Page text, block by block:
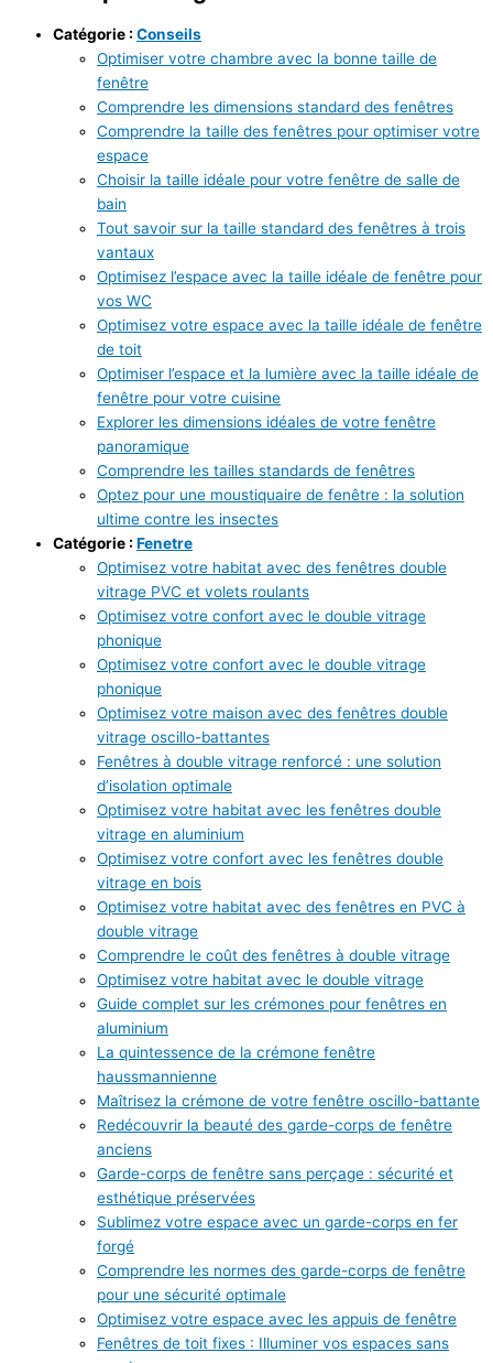
Catégorie : Conseils
Optimiser votre chambre avec la bonne taille de
fenêtre
Comprendre les dimensions standard des fenêtres
Comprendre la taille des fenêtres pour optimiser votre
espace
Choisir la taille idéale pour votre fenêtre de salle de
bain
Tout savoir sur la taille standard des fenêtres à trois
vantaux
Optimisez l’espace avec la taille idéale de fenêtre pour
vos WC
Optimisez votre espace avec la taille idéale de fenêtre
de toit
Optimiser l’espace et la lumière avec la taille idéale de
fenêtre pour votre cuisine
Explorer les dimensions idéales de votre fenêtre
panoramique
Comprendre les tailles standards de fenêtres
Optez pour une moustiquaire de fenêtre : la solution
ultime contre les insectes
Catégorie : Fenetre
Optimisez votre habitat avec des fenêtres double
vitrage PVC et volets roulants
Optimisez votre confort avec le double vitrage
phonique
Optimisez votre confort avec le double vitrage
phonique
Optimisez votre maison avec des fenêtres double
vitrage oscillo-battantes
Fenêtres à double vitrage renforcé : une solution
d’isolation optimale
Optimisez votre habitat avec les fenêtres double
vitrage en aluminium
Optimisez votre confort avec les fenêtres double
vitrage en bois
Optimisez votre habitat avec des fenêtres en PVC à
double vitrage
Comprendre le coût des fenêtres à double vitrage
Optimisez votre habitat avec le double vitrage
Guide complet sur les crémones pour fenêtres en
aluminium
La quintessence de la crémone fenêtre
haussmannienne
Maîtrisez la crémone de votre fenêtre oscillo-battante
Redécouvrir la beauté des garde-corps de fenêtre
anciens
Garde-corps de fenêtre sans perçage : sécurité et
esthétique préservées
Sublimez votre espace avec un garde-corps en fer
forgé
Comprendre les normes des garde-corps de fenêtre
pour une sécurité optimale
Optimisez votre espace avec les appuis de fenêtre
Fenêtres de toit fixes : Illuminer vos espaces sans